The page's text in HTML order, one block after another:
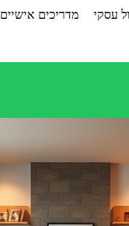
עסקי מדריכים אישיים